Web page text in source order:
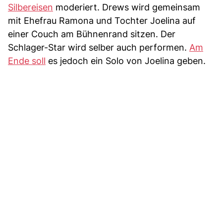
Silbereisen moderiert. Drews wird gemeinsam
mit Ehefrau Ramona und Tochter Joelina auf
einer Couch am Bühnenrand sitzen. Der
Schlager-Star wird selber auch performen. Am
Ende soll es jedoch ein Solo von Joelina geben.